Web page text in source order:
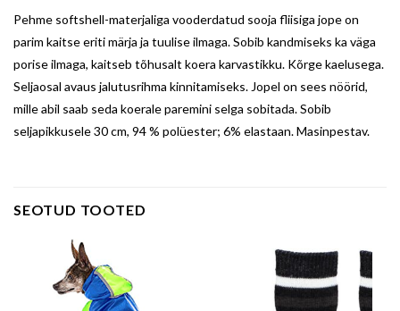
Pehme softshell-materjaliga vooderdatud sooja fliisiga jope on
parim kaitse eriti märja ja tuulise ilmaga. Sobib kandmiseks ka väga
porise ilmaga, kaitseb tõhusalt koera karvastikku. Kõrge kaelusega.
Seljaosal avaus jalutusrihma kinnitamiseks. Jopel on sees nöörid,
mille abil saab seda koerale paremini selga sobitada.Sobib
seljapikkusele 30 cm, 94 % polüester; 6% elastaan. Masinpestav.
SEOTUD TOOTED